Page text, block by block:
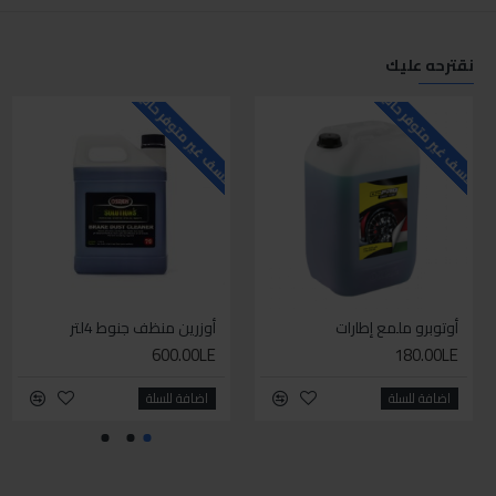
نقترحه عليك
للاسف غير متوفر حاليا
أوتوبرو ملمع إطارات
180.00LE
اضافة للسلة
للاسف غير متوفر حاليا
أوزرين منظف جنوط 4لتر
600.00LE
اضافة للسلة